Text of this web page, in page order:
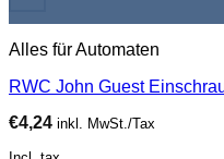
Alles für Automaten
RWC John Guest
€4,24 inkl. MwSt./Tax